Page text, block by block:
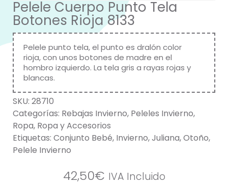
Pelele Cuerpo Punto Tela
Botones Rioja 8133
Pelele punto tela, el punto es dralón color
rioja, con unos botones de madre en el
hombro izquierdo. La tela gris a rayas rojas y
blancas.
SKU: 28710
Categorías: Rebajas Invierno, Peleles Invierno,
Ropa, Ropa y Accesorios
Etiquetas: Conjunto Bebé, Invierno,Juliana,Otoño,
Pelele Invierno
42,50€ IVA Incluido